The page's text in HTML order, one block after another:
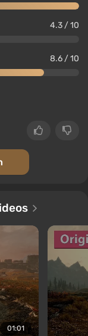
4.3 / 10
8.6 / 10
01:01